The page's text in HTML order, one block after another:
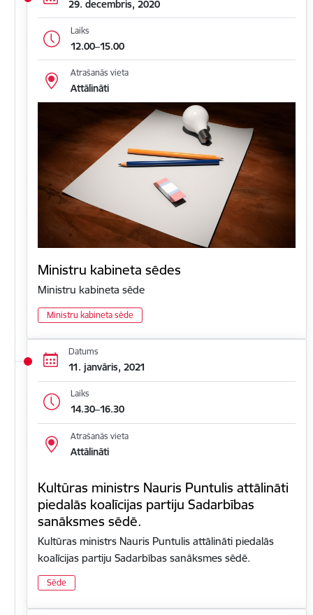
29. decembris, 2020
Laiks
12.00–15.00
Atrašanās vieta
Attālināti
Ministru kabineta sēdes
Ministru kabineta sēde
Ministru kabineta sēde
Datums
11. janvāris, 2021
Laiks
14.30–16.30
Atrašanās vieta
Attālināti
Kultūras ministrs Nauris Puntulis attālināti
piedalās koalīcijas partiju Sadarbības
sanāksmes sēdē.
Kultūras ministrs Nauris Puntulis attālināti piedalās
koalīcijas partiju Sadarbības sanāksmes sēdē.
Sēde